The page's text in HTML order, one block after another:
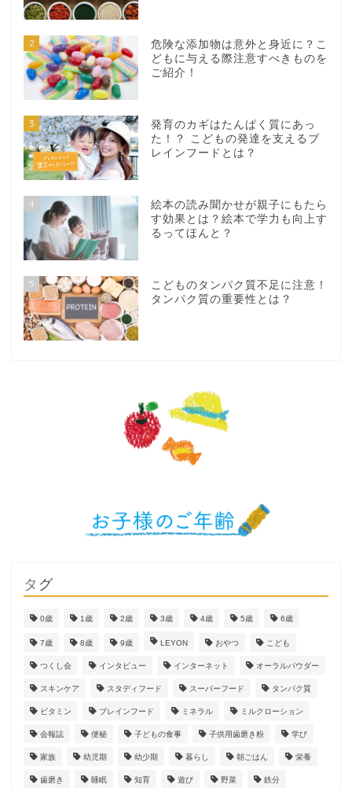
2
危険な添加物は意外と身近に？こ
どもに与える際注意すべきものを
ご紹介！
3
発育のカギはたんぱく質にあっ
た！？ こどもの発達を支えるブ
レインフードとは？
4
絵本の読み聞かせが親子にもたら
す効果とは？絵本で学力も向上す
るってほんと？
5
こどものタンパク質不足に注意！
タンパク質の重要性とは？
タグ
0歳 1歳 2歳 3歳 4歳 5歳 6歳
7歳 8歳 9歳 LEYON おやつ こども
つくし会 インタビュー インターネット オーラルパウダー
スキンケア スタディフード スーパーフード タンパク質
ビタミン ブレインフード ミネラル ミルクローション
会報誌 便秘 子どもの食事 子供用歯磨き粉 学び
家族 幼児期 幼少期 暮らし 朝ごはん 栄養
歯磨き 睡眠 知育 遊び 野菜 鉄分